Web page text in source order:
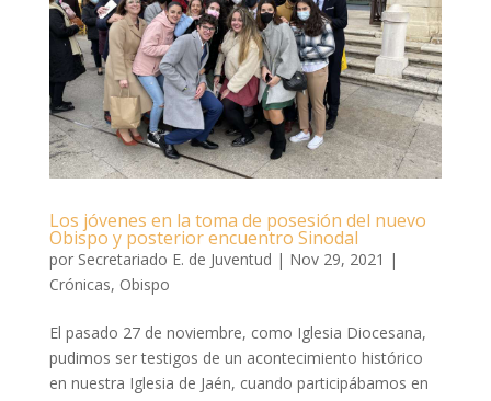
Los jóvenes en la toma de posesión del nuevo
Obispo y posterior encuentro Sinodal
por Secretariado E. de Juventud | Nov 29, 2021 |
Crónicas, Obispo
El pasado 27 de noviembre, como Iglesia Diocesana,
pudimos ser testigos de un acontecimiento histórico
en nuestra Iglesia de Jaén, cuando participábamos en